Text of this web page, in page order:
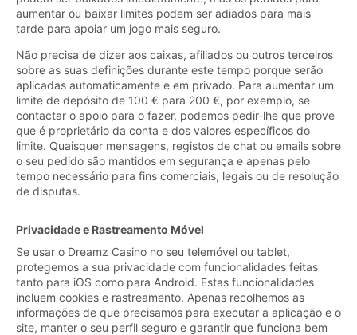
aumentar ou baixar limites podem ser adiados para mais
tarde para apoiar um jogo mais seguro.
Não precisa de dizer aos caixas, afiliados ou outros terceiros
sobre as suas definições durante este tempo porque serão
aplicadas automaticamente e em privado. Para aumentar um
limite de depósito de 100 € para 200 €, por exemplo, se
contactar o apoio para o fazer, podemos pedir-lhe que prove
que é proprietário da conta e dos valores específicos do
limite. Quaisquer mensagens, registos de chat ou emails sobre
o seu pedido são mantidos em segurança e apenas pelo
tempo necessário para fins comerciais, legais ou de resolução
de disputas.
Privacidade e Rastreamento Móvel
Se usar o Dreamz Casino no seu telemóvel ou tablet,
protegemos a sua privacidade com funcionalidades feitas
tanto para iOS como para Android. Estas funcionalidades
incluem cookies e rastreamento. Apenas recolhemos as
informações de que precisamos para executar a aplicação e o
site, manter o seu perfil seguro e garantir que funciona bem